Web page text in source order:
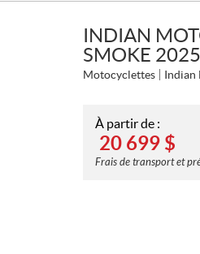
INDIAN
SMOKE 2025
Motocyclettes Indian
À partir de :
20 699 $
Frais de transport et